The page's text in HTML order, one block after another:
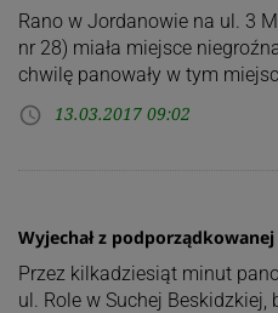
Rano w Jordanowie na ul. 3
nr 28) miała miejsce
chwilę panowały w tym
access_time 13.03.2017 09:02
Wyjechał z podporządkowanej
Przez kilkadziesiąt minut
ul. Role w Suchej Beskidzkiej,